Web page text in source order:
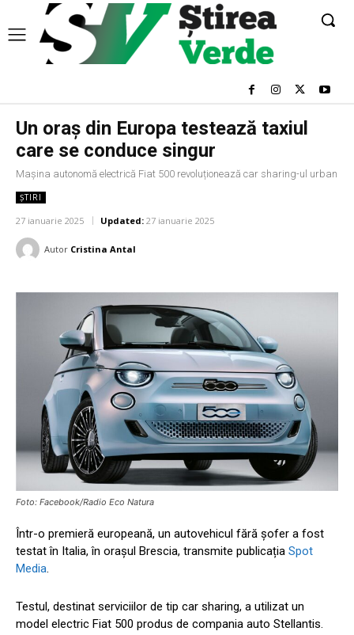
Un oraș din Europa testează taxiul
care se conduce singur
Mașina autonomă electrică Fiat 500 revoluționează car sharing-ul urban
ȘTIRI
27 ianuarie 2025 Updated: 27 ianuarie 2025
Autor Cristina Antal
Foto: Facebook/Radio Eco Natura
Într-o premieră europeană, un autovehicul fără șofer a fost
testat în Italia, în orașul Brescia, transmite publicația Spot
Media.
Testul, destinat serviciilor de tip car sharing, a utilizat un
model electric Fiat 500 produs de compania auto Stellantis.